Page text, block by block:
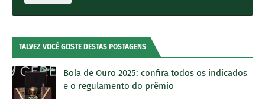
TALVEZ VOCÊ GOSTE DESTAS POSTAGENS
Bola de Ouro 2025: confira todos os indicados
e o regulamento do prêmio